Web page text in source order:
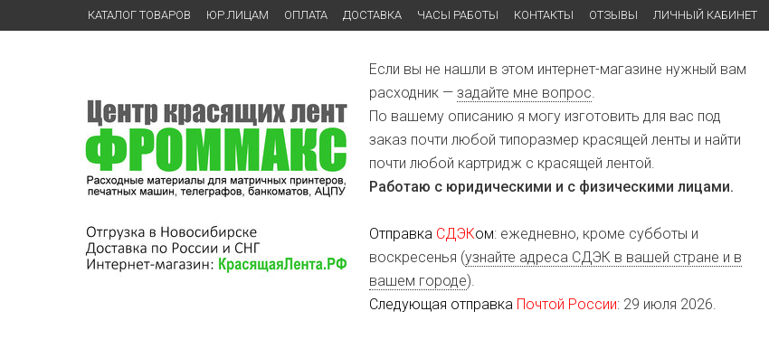
КАТАЛОГ ТОВАРОВ ЮР.ЛИЦАМ ОПЛАТА ДОСТАВКА ЧАСЫ РАБОТЫ КОНТАКТЫ ОТЗЫВЫ ЛИЧНЫЙ КАБИНЕТ
Если вы не нашли в этом интернет-магазине нужный вам
расходник — задайте мне вопрос
По вашему описанию я могу изготовить для вас под
заказ почти любой типоразмер красящей ленты и найти
почти любой картридж с красящей лентой.
Работаю с юридическими и с физическими лицами.
Отправка СДЭКом: ежедневно, кроме субботы и
воскресенья (узнайте адреса СДЭК в вашей стране и в
вашем городе).
Следующая отправка Почтой России: 29 июля 2026.